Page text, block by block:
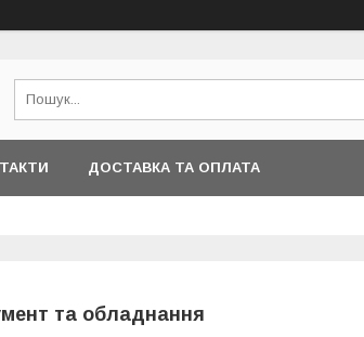
ДОСТАВКА ТА ОПЛАТА
та обладнання